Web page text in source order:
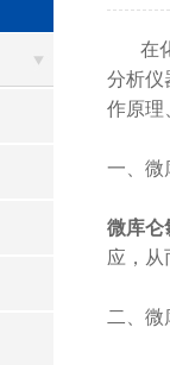
在化
分析仪
作原理
一、微
微库仑
应，从
二、